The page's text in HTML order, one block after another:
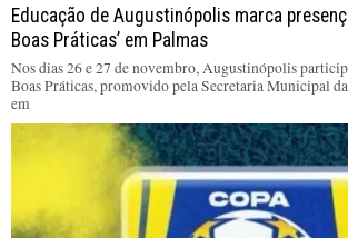
Educação de Augustinópolis marca
Boas Práticas’ em Palmas
Nos dias 26 e 27 de novembro, Augustinópolis
Boas Práticas, promovido pela Secretaria Municipal
em